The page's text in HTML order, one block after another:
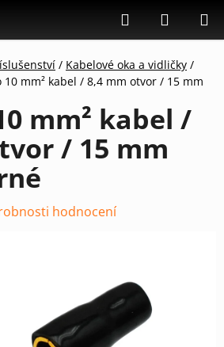
Hledat
KOŠÍK
/ Kabelové oka a vidličky /
10 mm² kabel / 8,4 mm otvor / 15 mm
mm² kabel /
/ 15 mm
hodnocení